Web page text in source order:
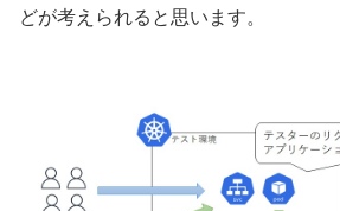
どが考えられると思います。